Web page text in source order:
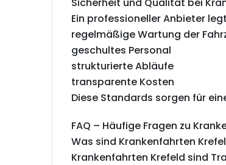
Ein professioneller Anbieter
regelmäßige Wartung der
geschultes Personal
strukturierte Abläufe
transparente Kosten
Diese Standards sorgen für
FAQ – Häufige Fragen zu
Was sind Krankenfahrten
Krankenfahrten Krefeld sind